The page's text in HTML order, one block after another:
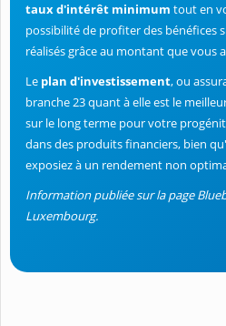
taux d'intérêt minimum tout en
possibilité de profiter des bénéfices
réalisés grâce au montant que vous
Le plan d'investissement, ou
branche 23 quant à elle est le
sur le long terme pour votre
dans des produits financiers, bien
exposiez à un rendement non
Information publiée sur la page
Luxembourg.